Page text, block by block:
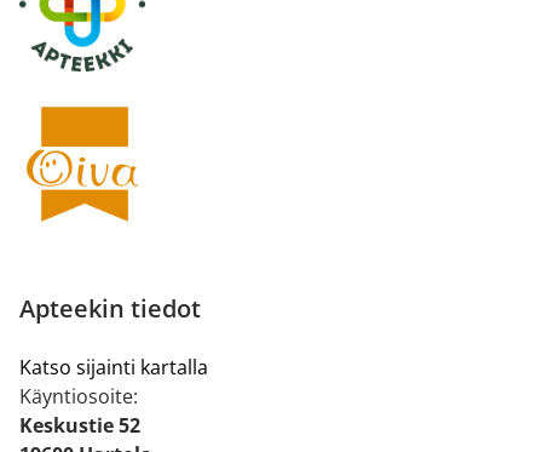
Apteekin tiedot
Katso sijainti kartalla
Käyntiosoite:
Keskustie 52